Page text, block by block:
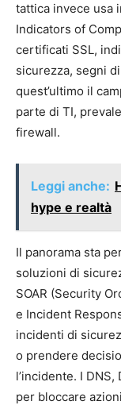
tattica invece usa
Indicators of
certificati SSL,
sicurezza, segni
quest’ultimo il
parte di TI,
firewall.
Leggi anche:
hype e realtà
Il panorama sta
soluzioni di
SOAR (Security
e Incident
incidenti di
o prendere
l’incidente. I
per bloccare